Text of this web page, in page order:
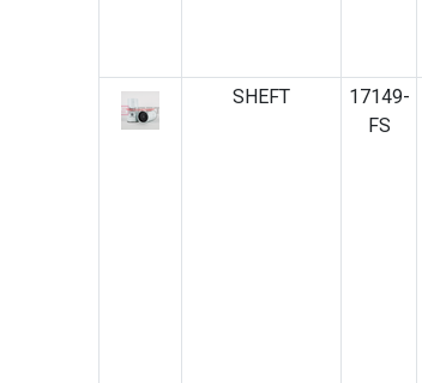
SHEFT
17149-
FS